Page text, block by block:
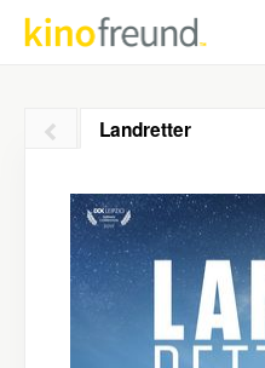
Landretter